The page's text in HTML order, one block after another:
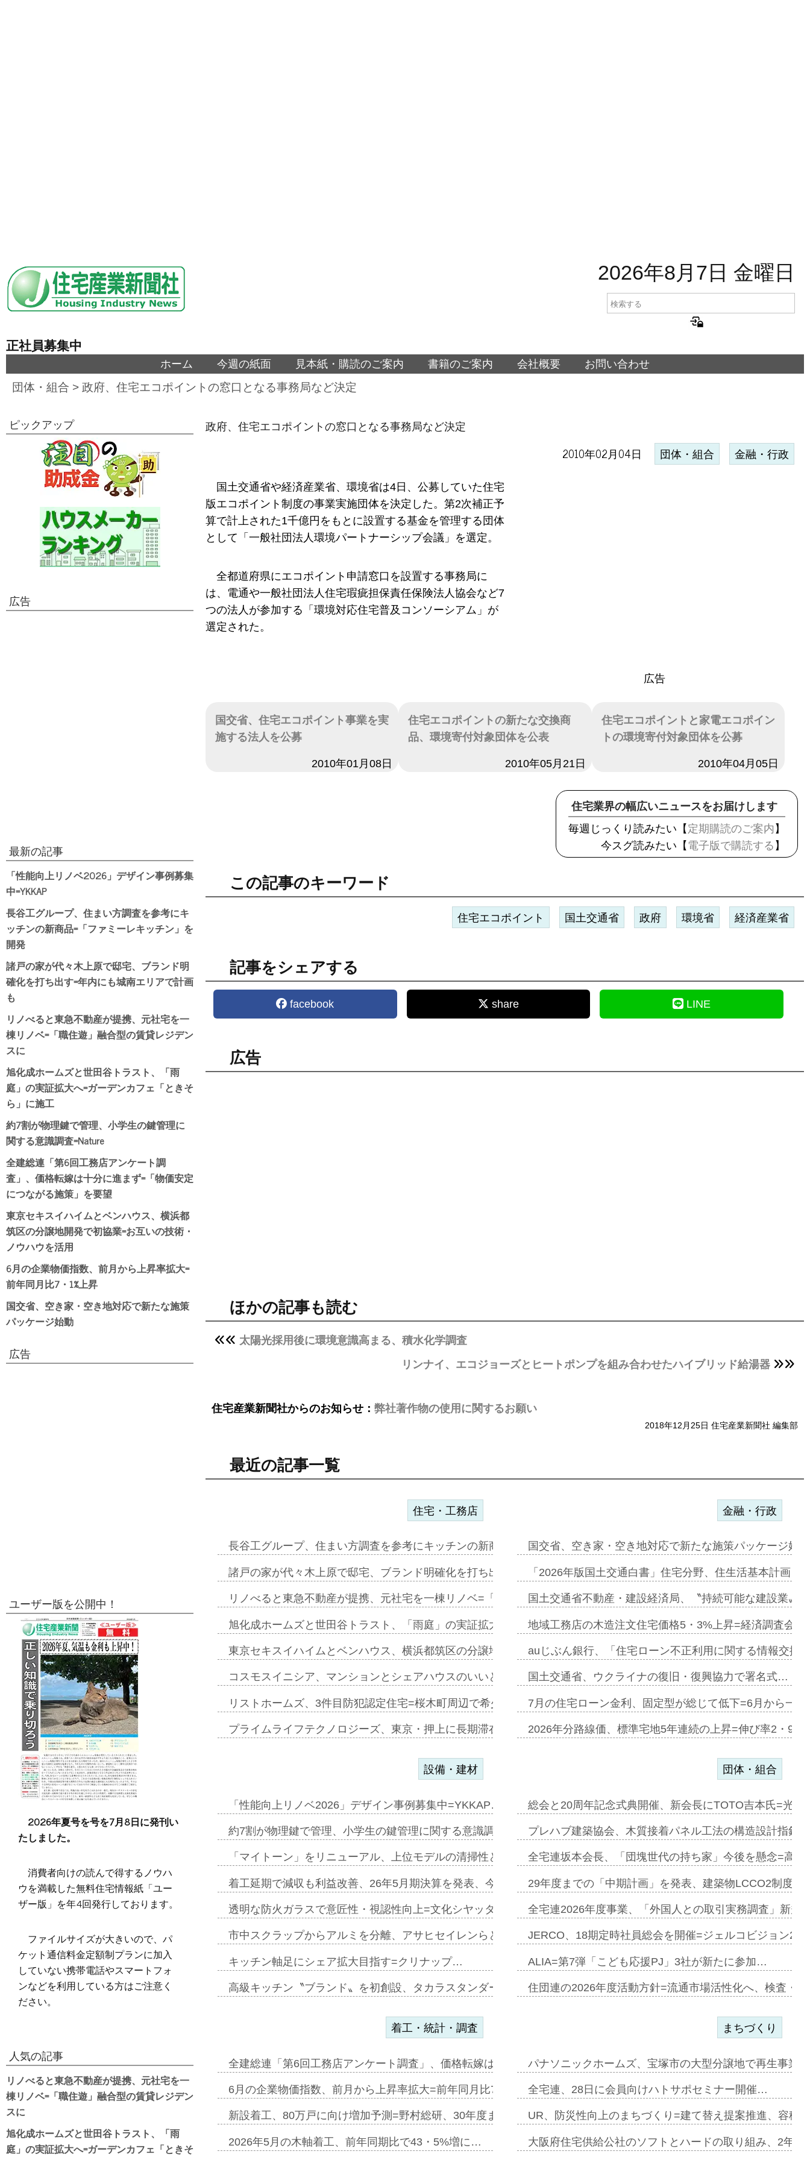
2026年8月7日 金曜日
正社員募集中
ホーム 今週の紙面 見本紙・購読のご案内 書籍のご案内 会社概要 お問い合わせ
団体・組合 > 政府、住宅エコポイントの窓口となる事務局など決定
政府、住宅エコポイントの窓口となる事務局など決定
2010年02月04日 団体・組合 金融・行政
広告
国土交通省や経済産業省、環境省は4日、公募していた住宅
版エコポイント制度の事業実施団体を決定した。第2次補正予
算で計上された1千億円をもとに設置する基金を管理する団体
として「一般社団法人環境パートナーシップ会議」を選定。
全都道府県にエコポイント申請窓口を設置する事務局に
は、電通や一般社団法人住宅瑕疵担保責任保険法人協会など7
つの法人が参加する「環境対応住宅普及コンソーシアム」が
選定された。
国交省、住宅エコポイント事業を実
施する法人を公募
2010年01月08日
住宅エコポイントの新たな交換商
品、環境寄付対象団体を公表
2010年05月21日
住宅エコポイントと家電エコポイン
トの環境寄付対象団体を公募
2010年04月05日
住宅業界の幅広いニュースをお届けします
毎週じっくり読みたい【 定期購読のご案内 】
今スグ読みたい【 電子版で購読する 】
この記事のキーワード
住宅エコポイント 国土交通省 政府 環境省 経済産業省
記事をシェアする
facebook share LINE
広告
ほかの記事も読む
太陽光採用後に環境意識高まる、積水化学調査
リンナイ、エコジョーズとヒートポンプを組み合わせたハイブリッド給湯器
住宅産業新聞社からのお知らせ： 弊社著作物の使用に関するお願い
2018年12月25日 住宅産業新聞社 編集部
最近の記事一覧
住宅・工務店
長谷工グループ、住まい方調査を参考にキッチンの新商品=「ファミーレキ…
諸戸の家が代々木上原で邸宅、ブランド明確化を打ち出す=年内にも城南エ…
リノべると東急不動産が提携、元社宅を一棟リノベ=「職住遊」融合型の賃…
旭化成ホームズと世田谷トラスト、「雨庭」の実証拡大へ=ガーデンカフェ…
東京セキスイハイムとベンハウス、横浜都筑区の分譲地開発で初協業=お互…
コスモスイニシア、マンションとシェアハウスのいいとこどりのコリビング…
リストホームズ、3件目防犯認定住宅=桜木町周辺で希少価値のある2階建…
プライムライフテクノロジーズ、東京・押上に長期滞在型ホテル第1弾が開…
金融・行政
国交省、空き家・空き地対応で新たな施策パッケージ始
「2026年版国土交通白書」住宅分野、住生活基本計画
国土交通省不動産・建設経済局、〝持続可能な建設業〟
地域工務店の木造注文住宅価格5・3%上昇=経済調査会
auじぶん銀行、「住宅ローン不正利用に関する情報交換
国土交通省、ウクライナの復旧・復興協力で署名式…
7月の住宅ローン金利、固定型が総じて低下=6月から一
2026年分路線価、標準宅地5年連続の上昇=伸び率2・
設備・建材
「性能向上リノベ2026」デザイン事例募集中=YKKAP…
約7割が物理鍵で管理、小学生の鍵管理に関する意識調査=Nature…
「マイトーン」をリニューアル、上位モデルの清掃性と安全性追加=リンナ…
着工延期で減収も利益改善、26年5月期決算を発表、今期は増収見込む=…
透明な防火ガラスで意匠性・視認性向上=文化シヤッター…
市中スクラップからアルミを分離、アサヒセイレンらと協働開発開始=三協…
キッチン軸足にシェア拡大目指す=クリナップ…
高級キッチン〝ブランド〟を初創設、タカラスタンダードが新築分譲M専用…
団体・組合
総会と20周年記念式典開催、新会長にTOTO吉本氏=光
プレハブ建築協会、木質接着パネル工法の構造設計指針
全宅連坂本会長、「団塊世代の持ち家」今後を懸念=高
29年度までの「中期計画」を発表、建築物LCCO2制度
全宅連2026年度事業、「外国人との取引実務調査」新規
JERCO、18期定時社員総会を開催=ジェルコビジョン
ALIA=第7弾「こども応援PJ」3社が新たに参加…
住団連の2026年度活動方針=流通市場活性化へ、検査・
着工・統計・調査
全建総連「第6回工務店アンケート調査」、価格転嫁は十分に進まず=「物…
6月の企業物価指数、前月から上昇率拡大=前年同月比7・1%上昇…
新設着工、80万戸に向け増加予測=野村総研、30年度まで〝揺り戻し〟…
2026年5月の木軸着工、前年同期比で43・5%増に…
まちづくり
パナソニックホームズ、宝塚市の大型分譲地で再生事業
全宅連、28日に会員向けハトサポセミナー開催…
UR、防災性向上のまちづくり=建て替え提案推進、容積
大阪府住宅供給公社のソフトとハードの取り組み、2年
ピックアップ
広告
最新の記事
「性能向上リノベ2026」デザイン事例募集
中=YKKAP
長谷工グループ、住まい方調査を参考にキ
ッチンの新商品=「ファミーレキッチン」を
開発
諸戸の家が代々木上原で邸宅、ブランド明
確化を打ち出す=年内にも城南エリアで計画
も
リノべると東急不動産が提携、元社宅を一
棟リノベ=「職住遊」融合型の賃貸レジデン
スに
旭化成ホームズと世田谷トラスト、「雨
庭」の実証拡大へ=ガーデンカフェ「ときそ
ら」に施工
約7割が物理鍵で管理、小学生の鍵管理に
関する意識調査=Nature
全建総連「第6回工務店アンケート調
査」、価格転嫁は十分に進まず=「物価安定
につながる施策」を要望
東京セキスイハイムとベンハウス、横浜都
筑区の分譲地開発で初協業=お互いの技術・
ノウハウを活用
6月の企業物価指数、前月から上昇率拡大=
前年同月比7・1%上昇
国交省、空き家・空き地対応で新たな施策
パッケージ始動
広告
ユーザー版を公開中！
2026年夏号を号を7月8日に発刊い
たしました。
消費者向けの読んで得するノウハ
ウを満載した無料住宅情報紙「ユー
ザー版」を年4回発行しております。
ファイルサイズが大きいので、パ
ケット通信料金定額制プランに加入
していない携帯電話やスマートフォ
ンなどを利用している方はご注意く
ださい。
人気の記事
リノべると東急不動産が提携、元社宅を一
棟リノベ=「職住遊」融合型の賃貸レジデン
スに
旭化成ホームズと世田谷トラスト、「雨
庭」の実証拡大へ=ガーデンカフェ「ときそ